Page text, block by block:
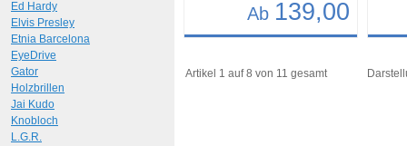
Ab 139,00
Art.-Nr.: 9272 Art.-
Artikel 1 auf 8 von 11 gesamt
Ed Hardy
Elvis Presley
Etnia Barcelona
EyeDrive
Gator
Holzbrillen
Jai Kudo
Knobloch
L.G.R.